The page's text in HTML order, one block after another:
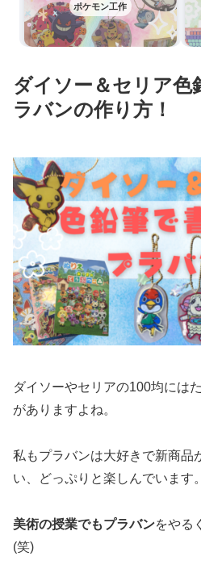
ポケモン工作
ダイソー＆セリア色
ラバンの作り方！
ダイソーやセリアの100均には
がありますよね。
私もプラバンは大好きで新商品
い、どっぷりと楽しんでいます。
美術の授業でもプラバンをやる
(笑)